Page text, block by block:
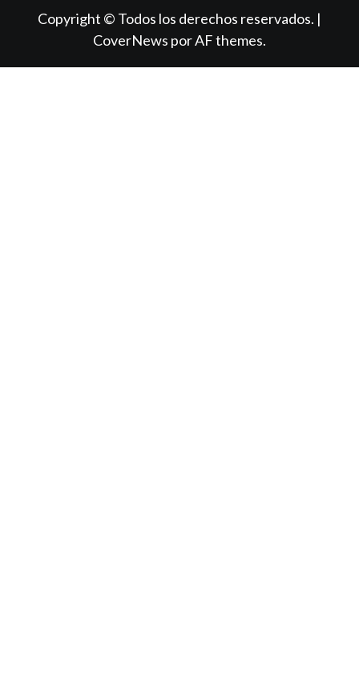
Copyright © Todos los derechos reservados. |
CoverNews por AF themes.